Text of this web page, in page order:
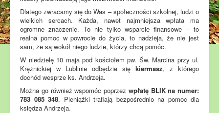
Dlatego zwracamy się do Was – społeczności szkolnej, ludzi o
wielkich sercach. Każda, nawet najmniejsza wpłata ma
ogromne znaczenie. To nie tylko wsparcie finansowe – to
realna pomoc w powrocie do życia, to nadzieja, że nie jest
sam, że są wokół niego ludzie, którzy chcą pomóc.
W niedzielę 10 maja pod kościołem pw. Św. Marcina przy ul.
Krężnickiej w Lublinie odbędzie się kiermasz, z którego
dochód wesprze ks. Andrzeja.
Można go również wspomóc poprzez wpłatę BLIK na numer:
783 085 348. Pieniążki trafiają bezpośrednio na pomoc dla
księdza Andrzeja.